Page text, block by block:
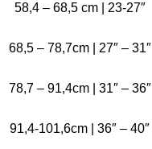
58,4 – 68,5 cm | 23-27″
68,5 – 78,7cm | 27″ – 31″
78,7 – 91,4cm | 31″ – 36″
91,4-101,6cm | 36″ – 40″